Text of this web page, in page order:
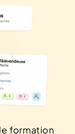
formation